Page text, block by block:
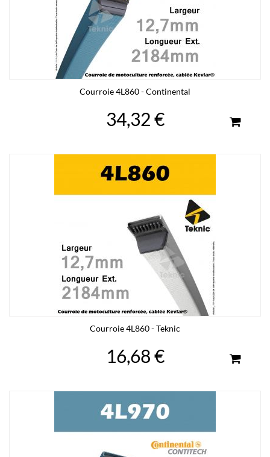
Courroie 4L860 - Continental
34,32 €
Courroie 4L860 - Teknic
16,68 €